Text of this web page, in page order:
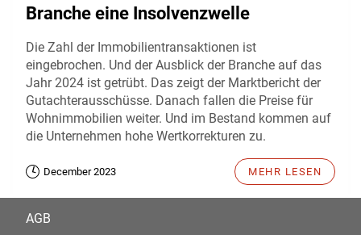
Branche eine Insolvenzwelle
Die Zahl der Immobilientransaktionen ist
eingebrochen. Und der Ausblick der Branche auf das
Jahr 2024 ist getrübt. Das zeigt der Marktbericht der
Gutachterausschüsse. Danach fallen die Preise für
Wohnimmobilien weiter. Und im Bestand kommen auf
die Unternehmen hohe Wertkorrekturen zu.
December 2023 MEHR LESEN
AGB